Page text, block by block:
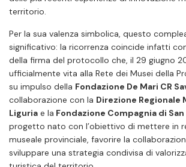
territorio.
Per la sua valenza simbolica, questo
significativo: la ricorrenza coincide infatti
della firma del protocollo che, il 29 giugno
ufficialmente vita alla Rete dei Musei della
su impulso della Fondazione De Mari CR
collaborazione con la Direzione Regionale
Liguria e la Fondazione Compagnia di San
progetto nato con l’obiettivo di mettere in
museale provinciale, favorire la
sviluppare una strategia condivisa di